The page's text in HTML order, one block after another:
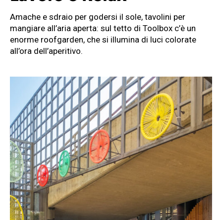
Amache e sdraio per godersi il sole, tavolini per
mangiare all’aria aperta: sul tetto di Toolbox c’è un
enorme roofgarden, che si illumina di luci colorate
all’ora dell’aperitivo.